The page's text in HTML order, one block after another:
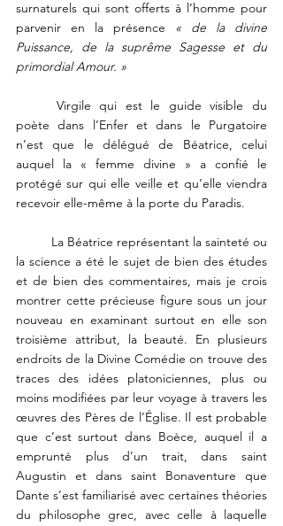
surnaturels qui sont offerts à l’homme pour
parvenir en la présence « de la divine
Puissance, de la suprême Sagesse et du
primordial Amour. »
poète dans l’Enfer et dans le Purgatoire
n’est que le délégué de Béatrice, celui
auquel la « femme divine » a confié le
protégé sur qui elle veille et qu’elle viendra
recevoir elle-même à la porte du Paradis.
la science a été le sujet de bien des études
et de bien des commentaires, mais je crois
montrer cette précieuse figure sous un jour
nouveau en examinant surtout en elle son
troisième attribut, la beauté. En plusieurs
endroits de la Divine Comédie on trouve des
traces des idées platoniciennes, plus ou
moins modifiées par leur voyage à travers les
œuvres des Pères de l’Église. Il est probable
que c’est surtout dans Boèce, auquel il a
emprunté plus d’un trait, dans saint
Augustin et dans saint Bonaventure que
Dante s’est familiarisé avec certaines théories
du philosophe grec, avec celle à laquelle